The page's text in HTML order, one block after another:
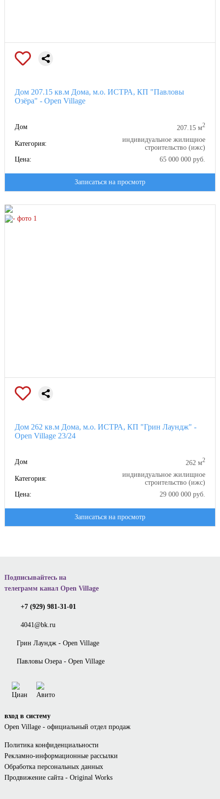
Дом 207.15 кв.м Дома, м.о. ИСТРА, КП "Павловы
Озёра" - Open Village
Дом 207.15 м2
Категория:
индивидуальное жилищное
строительство (ижс)
Цена:
65 000 000 руб.
Записаться на просмотр
Дом 262 кв.м Дома, м.о. ИСТРА, КП "Грин Лаундж" -
Open Village 23/24
Дом 262 м2
Категория:
индивидуальное жилищное
строительство (ижс)
Цена:
29 000 000 руб.
Записаться на просмотр
Подписывайтесь на
телеграмм канал Open Village
+7 (929) 981-31-01
4041@bk.ru
Грин Лаундж - Open Village
Павловы Озера - Open Village
вход в систему
Open Village - официальный отдел продаж
Политика конфиденциальности
Рекламно-информационные рассылки
Обработка персональных данных
Продвижение сайта - Original Works